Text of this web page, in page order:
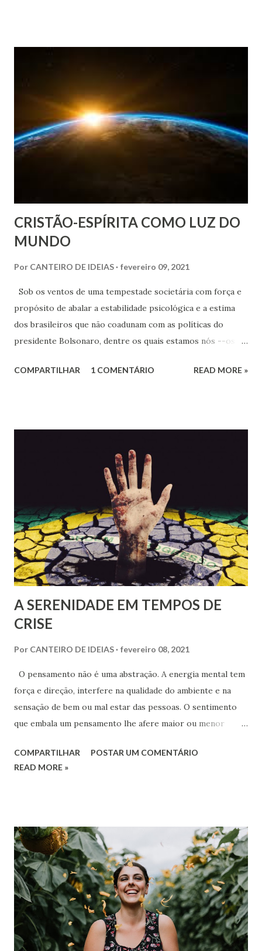
CRISTÃO-ESPÍRITA COMO LUZ DO
MUNDO
Por CANTEIRO DE IDEIAS fevereiro 09, 2021
Sob os ventos de uma tempestade societária com força e
propósito de abalar a estabilidade psicológica e a estima
dos brasileiros que não coadunam com as políticas do
presidente Bolsonaro, dentre os quais estamos nós --os
nossas esperanças, para que não nos permitamos imiscuir
COMPARTILHAR 1 COMENTÁRIO READ MORE »
A SERENIDADE EM TEMPOS DE
CRISE
Por CANTEIRO DE IDEIAS fevereiro 08, 2021
O pensamento não é uma abstração. A energia mental tem
força e direção, interfere na qualidade do ambiente e na
sensação de bem ou mal estar das pessoas. O sentimento
que embala um pensamento lhe afere maior ou menor
emoção, maior o seu alcance.
COMPARTILHAR
POSTAR UM COMENTÁRIO
READ MORE »